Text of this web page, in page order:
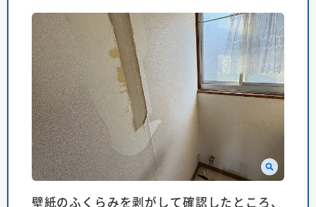
壁紙のふくらみを剥がして確認したところ、